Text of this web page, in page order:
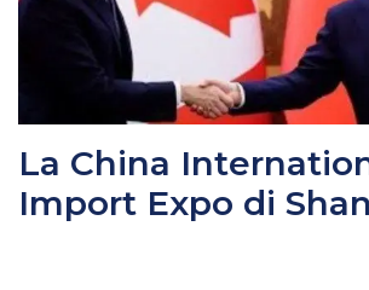
La China
Import Expo di